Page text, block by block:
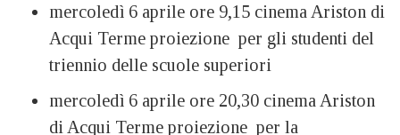
mercoledì 6 aprile ore 9,15 cinema Ariston di
Acqui Terme proiezione per gli studenti del
triennio delle scuole superiori
mercoledì 6 aprile ore 20,30 cinema Ariston
di Acqui Terme proiezione per la